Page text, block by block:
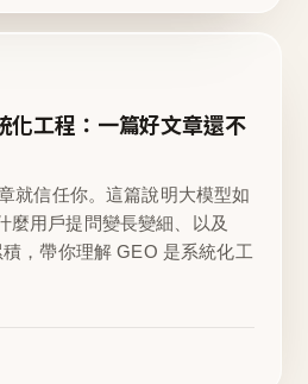
化工程：一篇好文章還不
就信任你。這篇說明大模型如
麼用戶提問變長變細、以及
，帶你理解 GEO 是系統化工